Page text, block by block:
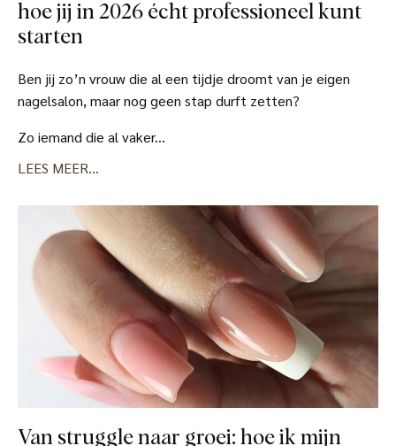
hoe jij in 2026 écht professioneel kunt
starten
Ben jij zo’n vrouw die al een tijdje droomt van je eigen
nagelsalon, maar nog geen stap durft zetten?
Zo iemand die al vaker...
LEES MEER...
Van struggle naar groei: hoe ik mijn